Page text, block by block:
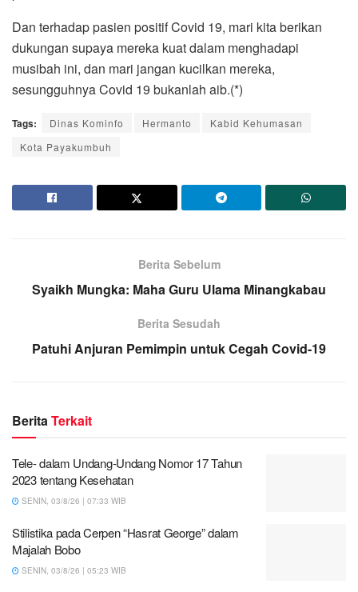
Dan terhadap pasien positif Covid 19, mari kita berikan
dukungan supaya mereka kuat dalam menghadapi
musibah ini, dan mari jangan kucilkan mereka,
sesungguhnya Covid 19 bukanlah aib.(*)
Tags: Dinas Kominfo Hermanto
Kabid Kehumasan
Kota Payakumbuh
Berita Sebelum
Syaikh Mungka: Maha Guru Ulama Minangkabau
Berita Sesudah
Patuhi Anjuran Pemimpin untuk Cegah Covid-19
BeritaTerkait
Tele- dalam Undang-Undang Nomor 17 Tahun
2023 tentang Kesehatan
SENIN, 03/8/26 | 07:33 WIB
Stilistika pada Cerpen “Hasrat George” dalam
Majalah Bobo
SENIN, 03/8/26 | 05:23 WIB